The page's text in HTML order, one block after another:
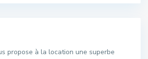
propose à la location une superbe